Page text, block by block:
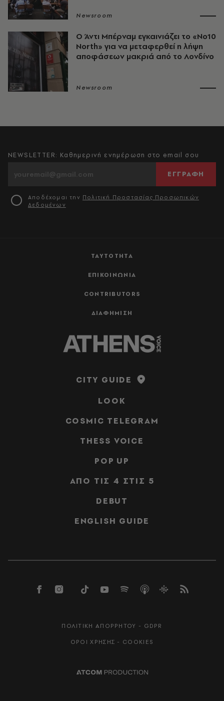
Newsroom
Ο Άντι Μπέρναμ εγκαινιάζει το «No10
North» για να μεταφερθεί η λήψη
αποφάσεων μακριά από το Λονδίνο
Newsroom
ΤΑΥΤΟΤΗΤΑ
ΕΠΙΚΟΙΝΩΝΙΑ
CONTRIBUTORS
ΔΙΑΦΗΜΙΣΗ
NEWSLETTER: Καθημερινή ενημέρωση στο email σου
ΕΓΓΡΑΦΗ
Αποδέχομαι την Πολιτική Προστασίας Προσωπικών
Δεδομένων
CITY GUIDE
LOOK
COSMIC TELEGRAM
THESS VOICE
POP UP
ΑΠΟ ΤΙΣ 4 ΣΤΙΣ 5
DEBUT
ENGLISH GUIDE
ΠΟΛΙΤΙΚΗ ΑΠΟΡΡΗΤΟΥ - GDPR
ΟΡΟΙ ΧΡΗΣΗΣ - COOKIES